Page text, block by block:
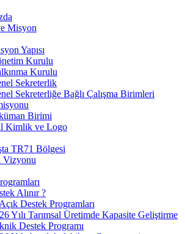
Misyon
Yapısı
Kurulu
Kurulu
Sekreterlik
Sekreterliğe Bağlı Çalışma Birimleri
Birimi
Kimlik ve Logo
TR71 Bölgesi
Vizyonu
Alınır ?
Destek Programları
Yılı Tarımsal Üretimde Kapasite Geliştirme
Destek Programı